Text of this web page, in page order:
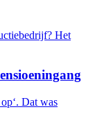
Het
Dat was